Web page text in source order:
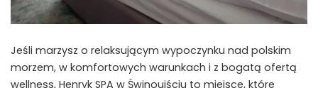
Jeśli marzysz o relaksującym wypoczynku nad polskim
morzem, w komfortowych warunkach i z bogatą ofertą
wellness, Henryk SPA w Świnoujściu to miejsce, które